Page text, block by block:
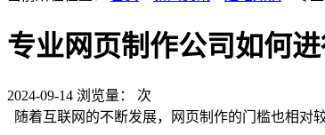
专业网页制作公司如何
2024-09-14 浏览量：
次
随着互联网的不断发展，网页制作的门槛也相对